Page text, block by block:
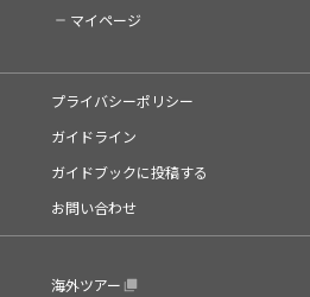
マイページ
プライバシーポリシー
ガイドライン
ガイドブックに投稿する
お問い合わせ
海外ツアー